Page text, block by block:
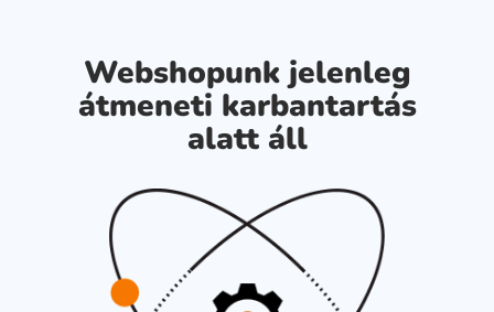
Webshopunk jelenleg
átmeneti karbantartás
alatt áll